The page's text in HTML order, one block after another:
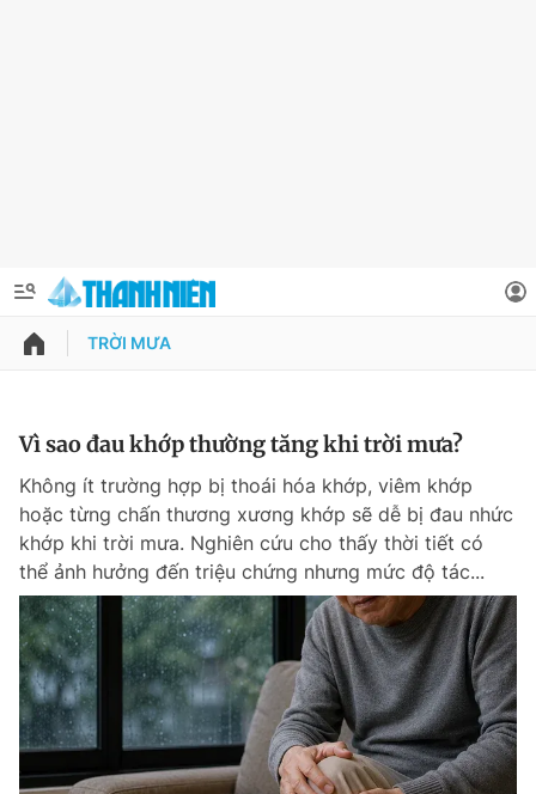
QUẢNG CÁO
Chuyên mục
Chuyên mục khác
Chào ngày mới Tin 24h
Tin thị trường Tin 360
Video Magazine
Thông tin tài khoản
Đổi mật khẩu
Tin đã lưu
Tin đã xem
Đăng xuất
TRỜI MƯA
Vì sao đau khớp thường tăng khi trời mưa?
Không ít trường hợp bị thoái hóa khớp, viêm khớp
hoặc từng chấn thương xương khớp sẽ dễ bị đau nhức
khớp khi trời mưa. Nghiên cứu cho thấy thời tiết có
thể ảnh hưởng đến triệu chứng nhưng mức độ tác...